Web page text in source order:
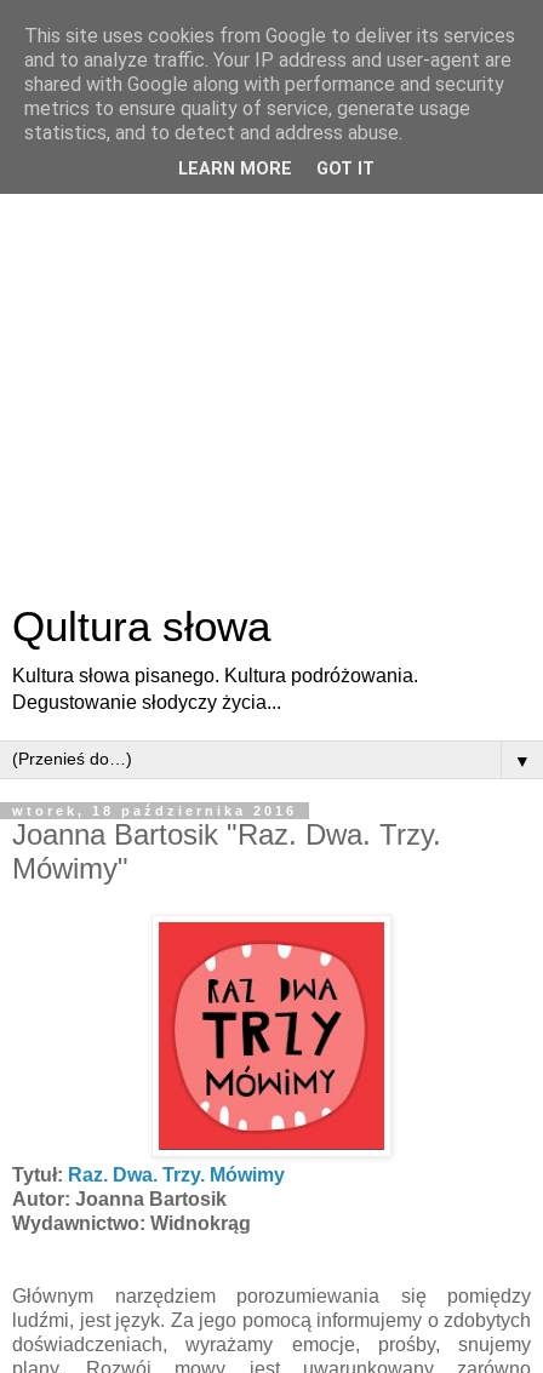
Qultura słowa
Kultura słowa pisanego. Kultura podróżowania.
Degustowanie słodyczy życia...
▼
wtorek, 18 października 2016
Joanna Bartosik "Raz. Dwa. Trzy.
Mówimy"
Tytuł: Raz. Dwa. Trzy. Mówimy
Autor: Joanna Bartosik
Wydawnictwo: Widnokrąg
Głównym narzędziem porozumiewania się pomiędzy
ludźmi, jest język. Za jego pomocą informujemy o zdobytych
doświadczeniach, wyrażamy emocje, prośby, snujemy
plany. Rozwój mowy jest uwarunkowany zarówno
This site uses cookies from Google to deliver its services
and to analyze traffic. Your IP address and user-agent are
shared with Google along with performance and security
metrics to ensure quality of service, generate usage
statistics, and to detect and address abuse.
LEARN MORE GOT IT